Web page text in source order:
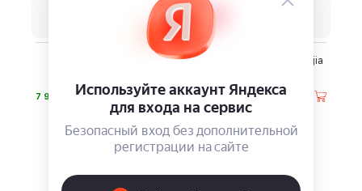
7 990
Увлажнитель Xiaomi Mijia
3 790 ⃏